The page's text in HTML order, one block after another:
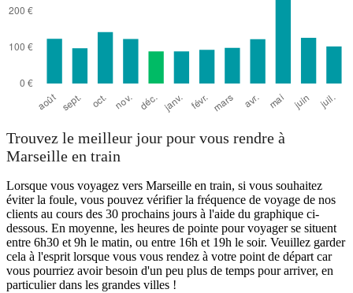
Trouvez le meilleur jour pour vous rendre à
Marseille en train
Lorsque vous voyagez vers Marseille en train, si vous souhaitez
éviter la foule, vous pouvez vérifier la fréquence de voyage de nos
clients au cours des 30 prochains jours à l'aide du graphique ci-
dessous. En moyenne, les heures de pointe pour voyager se situent
entre 6h30 et 9h le matin, ou entre 16h et 19h le soir. Veuillez garder
cela à l'esprit lorsque vous vous rendez à votre point de départ car
vous pourriez avoir besoin d'un peu plus de temps pour arriver, en
particulier dans les grandes villes !